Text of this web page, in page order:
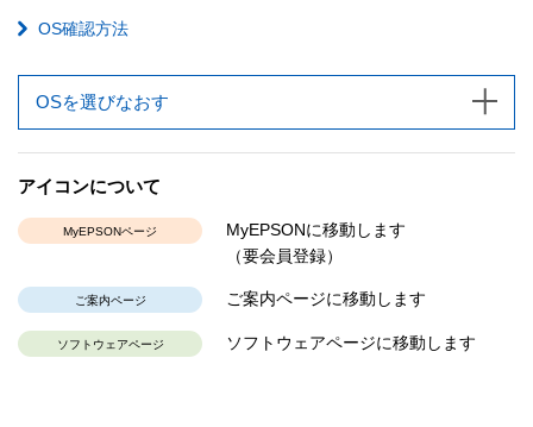
OS確認方法
OSを選びなおす
アイコンについて
MyEPSONページ
MyEPSONに移動します
（要会員登録）
ご案内ページ ご案内ページに移動します
ソフトウェアページ ソフトウェアページに移動します